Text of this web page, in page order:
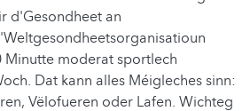
d'Gesondheet an
moderat sportlech
Dat kann alles Méigleches sinn:
Vëlofueren oder Lafen. Wichteg